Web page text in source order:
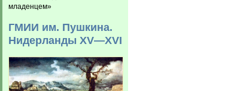
младенцем»
ГМИИ им. Пушкина.
Нидерланды XV—XVI